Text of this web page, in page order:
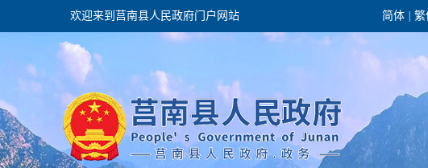
欢迎来到莒南县人民政府门户网站 简体 繁
团
领导之窗
政府会议 政